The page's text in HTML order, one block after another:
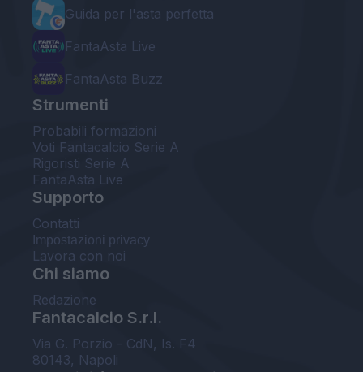
Guida per l'asta perfetta
FantaAsta Live
FantaAsta Buzz
Strumenti
Probabili formazioni
Voti Fantacalcio Serie A
Rigoristi Serie A
FantaAsta Live
Supporto
Contatti
Impostazioni privacy
Lavora con noi
Chi siamo
Redazione
Fantacalcio S.r.l.
Via G. Porzio - CdN, Is. F4
80143, Napoli